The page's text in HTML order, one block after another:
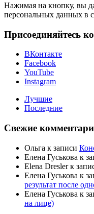
Нажимая на кнопку, вы
персональных данных в
Присоединяйтесь
ВКонтакте
Facebook
YouTube
Instagram
Лучшие
Последние
Свежие
Ольга к записи
Елена Гуськова к
Elena Dreslerк
Елена Гуськова к
результат после
Елена Гуськова к
на лице)